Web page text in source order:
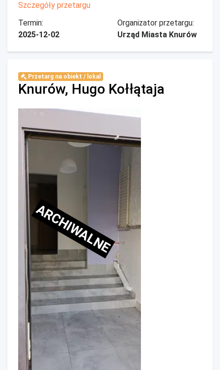
Szczegóły przetargu
Termin:
2025-12-02
Organizator przetargu:
Urząd Miasta Knurów
Przetarg na obiekt / lokal
Knurów, Hugo Kołłątaja
ARCHIWALNE